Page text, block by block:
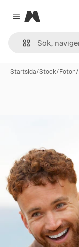
Close menu
Magnific
Startsida/Stock/Foton/